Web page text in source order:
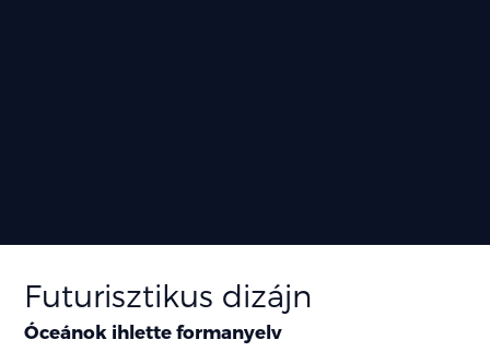
Futurisztikus dizájn
Óceánok ihlette formanyelv